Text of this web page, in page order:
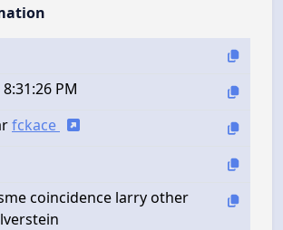
PM
fckace
coincidence larry other